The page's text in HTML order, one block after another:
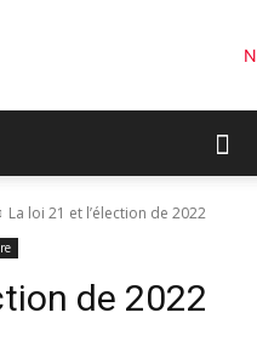
La loi 21 et l’élection de 2022
de 2022